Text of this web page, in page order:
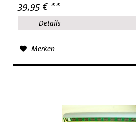
39,95 € **
Details
Merken